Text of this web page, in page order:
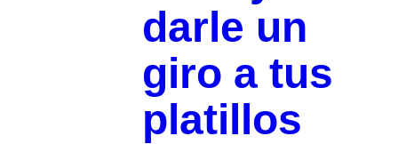
darle un
giro a tus
platillos